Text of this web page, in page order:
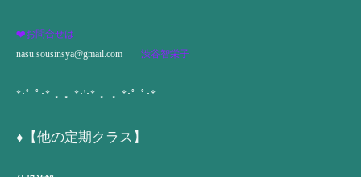
❤️お問合せは
nasu.sousinsya@gmail.com
渋谷智栄子
*･゜ﾟ･*:.｡..｡.:*･'･*:.｡. .｡.:*･゜ﾟ･*
♦️【他の定期クラス】